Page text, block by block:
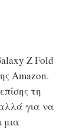
Z Fold
Amazon.
τη
για να
μια